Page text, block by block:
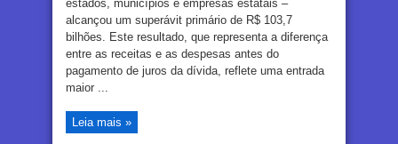
estados, municípios e empresas estatais –
alcançou um superávit primário de R$ 103,7
bilhões. Este resultado, que representa a diferença
entre as receitas e as despesas antes do
pagamento de juros da dívida, reflete uma entrada
maior ...
Leia mais »